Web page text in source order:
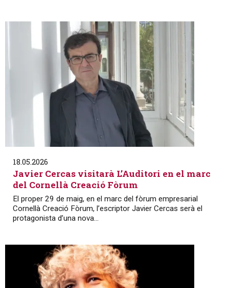
18.05.2026
Javier Cercas visitarà L’Auditori en el marc
del Cornellà Creació Fòrum
El proper 29 de maig, en el marc del fòrum empresarial
Cornellà Creació Fòrum, l’escriptor Javier Cercas serà el
protagonista d’una nova...